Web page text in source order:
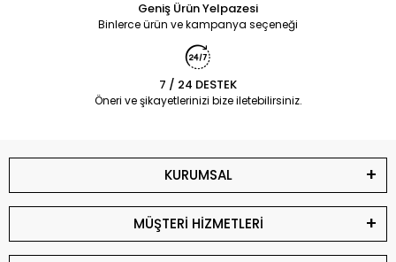
Geniş Ürün Yelpazesi
Binlerce ürün ve kampanya seçeneği
7 / 24 DESTEK
Öneri ve şikayetlerinizi bize iletebilirsiniz.
KURUMSAL
MÜŞTERİ HİZMETLERİ